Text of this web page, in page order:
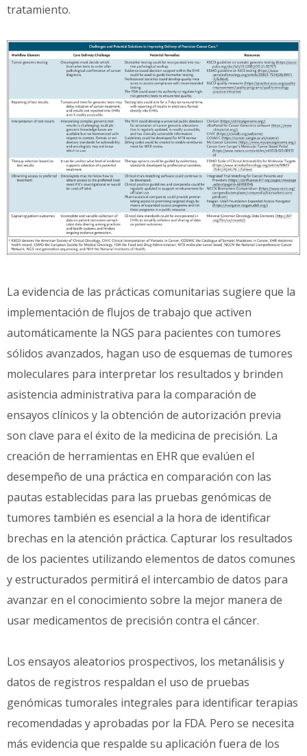
tratamiento.
La evidencia de las prácticas comunitarias sugiere que la
implementación de flujos de trabajo que activen
automáticamente la NGS para pacientes con tumores
sólidos avanzados, hagan uso de esquemas de tumores
moleculares para interpretar los resultados y brinden
asistencia administrativa para la comparación de
ensayos clínicos y la obtención de autorización previa
son clave para el éxito de la medicina de precisión. La
creación de herramientas en EHR que evalúen el
desempeño de una práctica en comparación con las
pautas establecidas para las pruebas genómicas de
tumores también es esencial a la hora de identificar
brechas en la atención práctica. Capturar los resultados
de los pacientes utilizando elementos de datos comunes
y estructurados permitirá el intercambio de datos para
avanzar en el conocimiento sobre la mejor manera de
usar medicamentos de precisión contra el cáncer.
Los ensayos aleatorios prospectivos, los metanálisis y
datos de registros respaldan el uso de pruebas
genómicas tumorales integrales para identificar terapias
recomendadas y aprobadas por la FDA. Pero se necesita
más evidencia que respalde su aplicación fuera de los